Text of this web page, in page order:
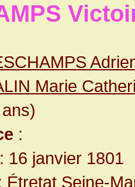
Marie
:
: 16 janvier 1801
Étretat Seine-